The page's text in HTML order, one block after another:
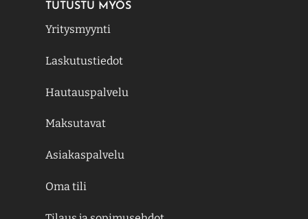
TUTUSTU MYÖS
Yritysmyynti
Laskutustiedot
Hautauspalvelu
Maksutavat
Asiakaspalvelu
Oma tili